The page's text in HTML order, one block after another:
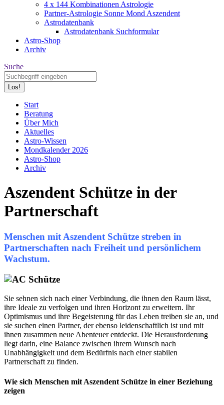
4 x 144 Kombinationen Astrologie
Partner-Astrologie Sonne Mond Aszendent
Astrodatenbank
Astrodatenbank Suchformular
Astro-Shop
Archiv
Search:
Suche
Start
Beratung
Über Mich
Aktuelles
Astro-Wissen
Mondkalender 2026
Astro-Shop
Archiv
Aszendent Schütze in der
Partnerschaft
Menschen mit Aszendent Schütze streben in
Partnerschaften nach Freiheit und persönlichem
Wachstum.
Sie sehnen sich nach einer Verbindung, die ihnen den Raum lässt,
ihre Ideale zu verfolgen und ihren Horizont zu erweitern. Ihr
Optimismus und ihre Begeisterung für das Leben treiben sie an, und
sie suchen einen Partner, der ebenso leidenschaftlich ist und mit
ihnen zusammen neue Abenteuer entdeckt. Die Herausforderung
liegt darin, eine Balance zwischen ihrem Wunsch nach
Unabhängigkeit und dem Bedürfnis nach einer stabilen
Partnerschaft zu finden.
Wie sich Menschen mit Aszendent Schütze in einer Beziehung
zeigen